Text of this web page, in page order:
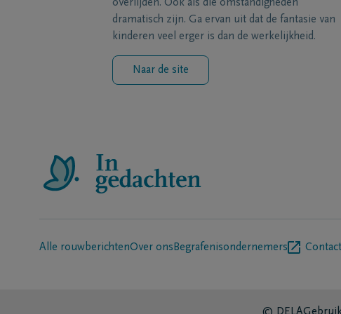
overlijden. Ook als die omstandigheden
dramatisch zijn. Ga ervan uit dat de fantasie van
kinderen veel erger is dan de werkelijkheid.
Naar de site
Alle rouwberichtenOver ons Begrafenisondernemers Contact